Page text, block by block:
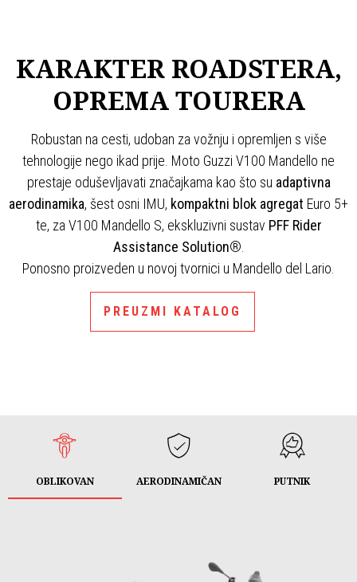
KARAKTER ROADSTERA,
OPREMA TOURERA
Robustan na cesti, udoban za vožnju i opremljen s više
tehnologije nego ikad prije. Moto Guzzi V100 Mandello ne
prestaje oduševljavati značajkama kao što su adaptivna
aerodinamika, šest osni IMU, kompaktni blok agregat Euro 5+
te, za V100 Mandello S, ekskluzivni sustav PFF Rider
Assistance Solution®.
Ponosno proizveden u novoj tvornici u Mandello del Lario.
PREUZMI KATALOG
OBLIKOVAN AERODINAMIČAN PUTNIK